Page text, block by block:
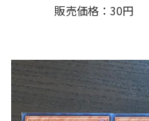
販売価格：30円